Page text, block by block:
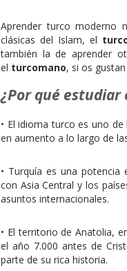
Aprender turco moderno
clásicas del Islam, el
también la de aprender
el turcomano, si os
¿Por qué
• El idioma turco es uno
en aumento a lo largo de
• Turquía es una
con Asia Central y los
asuntos internacionales.
• El territorio de Anatolia,
el año 7.000 antes de
parte de su rica historia.